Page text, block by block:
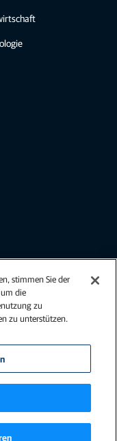
neuesten
mehr.
stimmen Sie der
die
zu
zu unterstützen.